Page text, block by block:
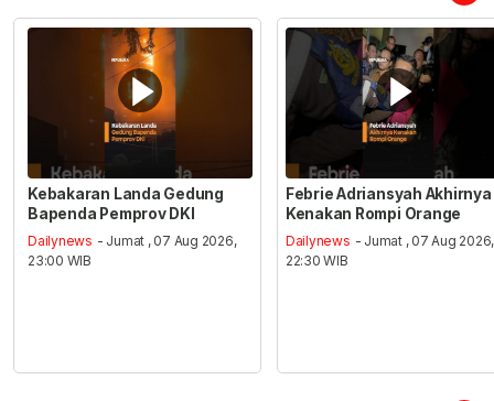
Kebakaran Landa Gedung
Bapenda Pemprov DKI
Dailynews - Jumat , 07 Aug 2026,
23:00 WIB
Febrie Adriansyah Akhirnya
Kenakan Rompi Orange
Dailynews - Jumat , 07 Aug 2026,
22:30 WIB